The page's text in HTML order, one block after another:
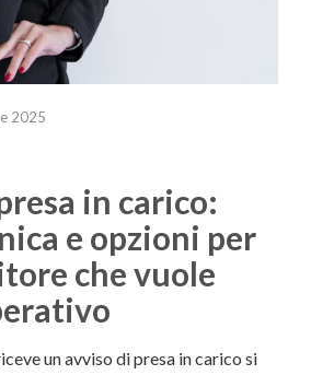
2025
in carico:
e opzioni per
che vuole
un avviso di presa in carico si